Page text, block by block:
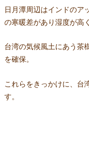
日月潭周辺はインドのア
の寒暖差があり湿度が高
台湾の気候風土にあう茶
を確保。
これらをきっかけに、台
す。